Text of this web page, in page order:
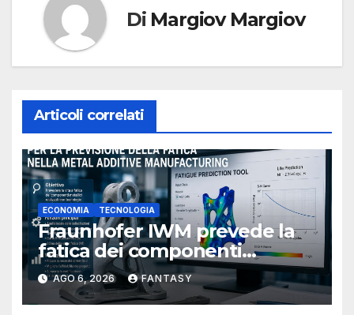
Di Margiov Margiov
Articoli correlati
ECONOMIA TECNOLOGIA
Fraunhofer IWM prevede la
fatica dei componenti
metallici stampati in 3D
AGO 6, 2026 FANTASY